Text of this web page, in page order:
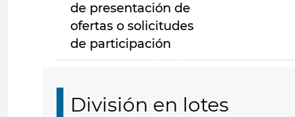
de presentación de
ofertas o solicitudes
de participación
División en lotes